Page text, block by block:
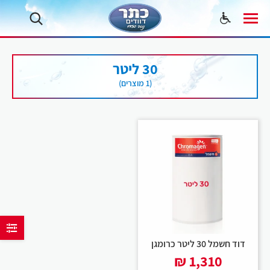
30 ליטר
(1 מוצרים)
דוד חשמל 30 ליטר כרומגן
₪ 1,310